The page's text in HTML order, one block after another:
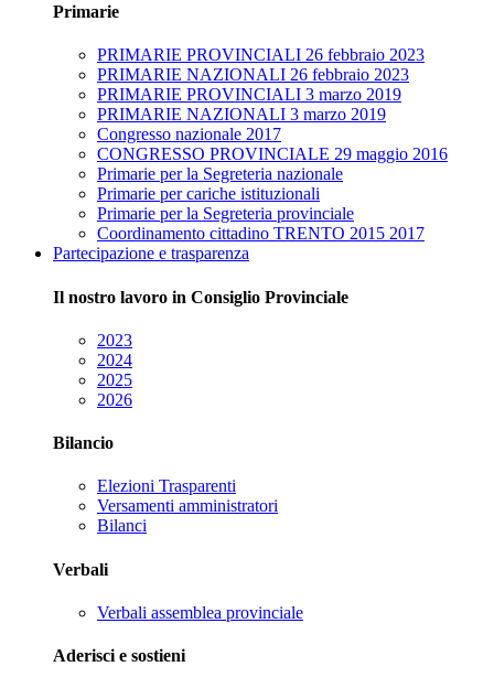
Primarie
PRIMARIE PROVINCIALI 26 febbraio 2023
PRIMARIE NAZIONALI 26 febbraio 2023
PRIMARIE PROVINCIALI 3 marzo 2019
PRIMARIE NAZIONALI 3 marzo 2019
Congresso nazionale 2017
CONGRESSO PROVINCIALE 29 maggio 2016
Primarie per la Segreteria nazionale
Primarie per cariche istituzionali
Primarie per la Segreteria provinciale
Coordinamento cittadino TRENTO 2015 2017
Partecipazione e trasparenza
Il nostro lavoro in Consiglio Provinciale
2023
2024
2025
2026
Bilancio
Elezioni Trasparenti
Versamenti amministratori
Bilanci
Verbali
Verbali assemblea provinciale
Aderisci e sostieni